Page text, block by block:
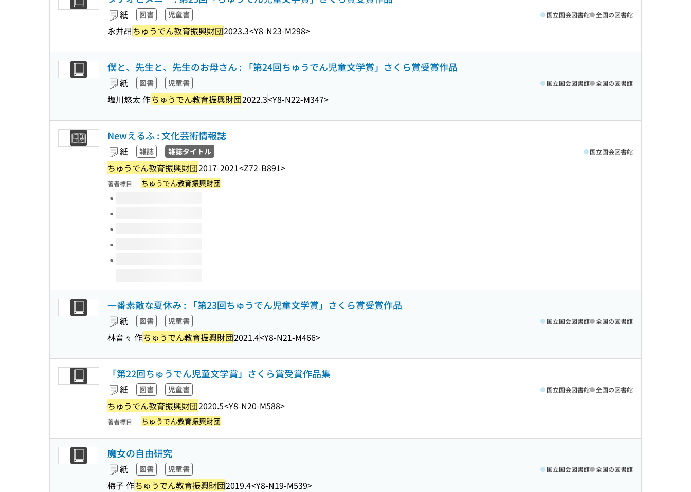
紙 図書 児童書
永井昂ちゅうでん教育振興財団2023.3<Y8-N23-M298>
国立国会図書館 全国の図書館
僕と、先生と、先生のお母さん : 「第24回ちゅうでん児童文学賞」さくら賞受賞作品
紙 図書 児童書
塩川悠太 作ちゅうでん教育振興財団2022.3<Y8-N22-M347>
国立国会図書館 全国の図書館
Newえるふ : 文化芸術情報誌
紙 雑誌 雑誌タイトル
ちゅうでん教育振興財団2017-2021<Z72-B891>
国立国会図書館
著者標目 ちゅうでん教育振興財団
このタイトルの巻号
一番素敵な夏休み : 「第23回ちゅうでん児童文学賞」さくら賞受賞作品
紙 図書 児童書
林音々 作ちゅうでん教育振興財団2021.4<Y8-N21-M466>
国立国会図書館 全国の図書館
「第22回ちゅうでん児童文学賞」さくら賞受賞作品集
紙 図書 児童書
ちゅうでん教育振興財団2020.5<Y8-N20-M588>
国立国会図書館 全国の図書館
著者標目 ちゅうでん教育振興財団
魔女の自由研究
紙 図書 児童書
梅子 作ちゅうでん教育振興財団2019.4<Y8-N19-M539>
国立国会図書館 全国の図書館